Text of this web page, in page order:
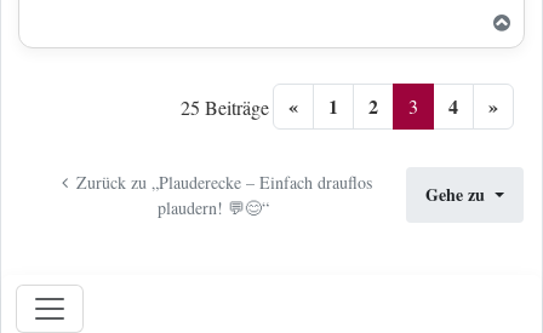
25 Beiträge « 1 2 3 4 »
Zurück zu „Plauderecke – Einfach drauflos
plaudern! 💬😊“
Gehe zu